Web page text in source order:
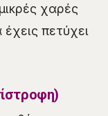
χαρές
πετύχει